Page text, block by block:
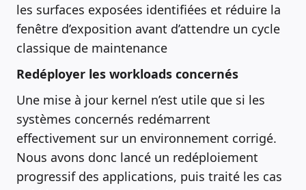
les surfaces exposées identifiées et réduire la
fenêtre d’exposition avant d’attendre un cycle
classique de maintenance
Redéployer les workloads concernés
Une mise à jour kernel n’est utile que si les
systèmes concernés redémarrent
effectivement sur un environnement corrigé.
Nous avons donc lancé un redéploiement
progressif des applications, puis traité les cas